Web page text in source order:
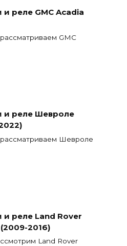
реле GMC Acadia
GMC
и реле Шевроле
Шевроле
реле Land Rover
2016)
Land Rover